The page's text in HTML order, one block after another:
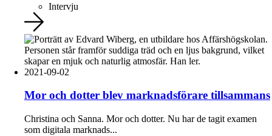
Intervju
2021-09-02
Mor och dotter blev marknadsförare tillsammans
Christina och Sanna. Mor och dotter. Nu har de tagit examen
som digitala marknads...